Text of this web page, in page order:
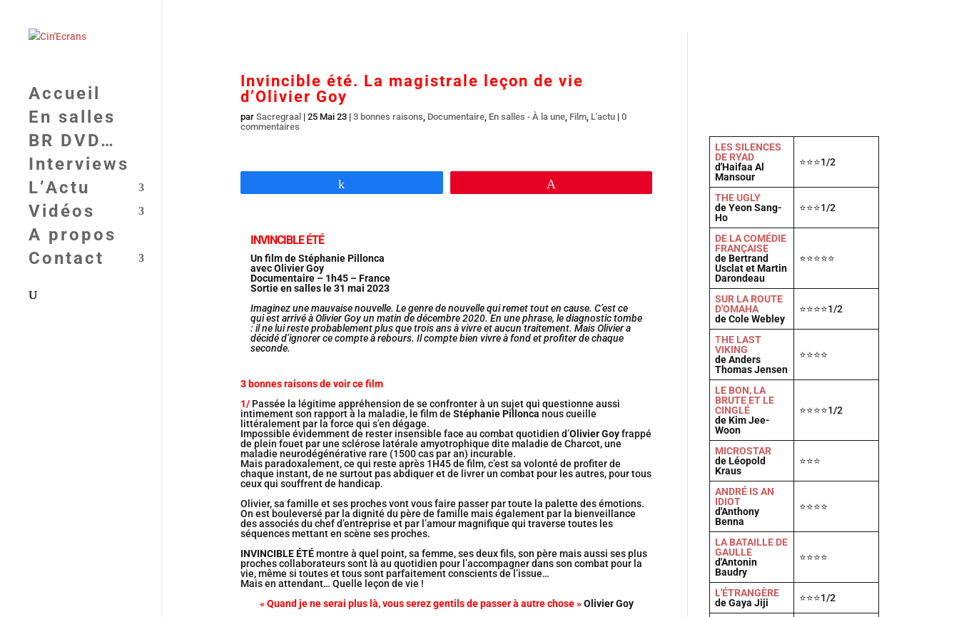
Accueil
En salles
BR DVD…
Interviews
L’Actu
Vidéos
A propos
Contact
Invincible été. La magistrale leçon de vie
d’Olivier Goy
par Sacregraal | 25 Mai 23| 3 bonnes raisons, Documentaire, En salles - À la une, Film, L'actu| 0
commentaires
INVINCIBLE ÉTÉ
Un film de Stéphanie Pillonca
avec Olivier Goy
Documentaire – 1h45 – France
Sortie en salles le 31 mai 2023
Imaginez une mauvaise nouvelle. Le genre de nouvelle qui remet tout en cause. C’est ce
qui est arrivé à Olivier Goy un matin de décembre 2020. En une phrase, le diagnostic tombe
: il ne lui reste probablement plus que trois ans à vivre et aucun traitement. Mais Olivier a
décidé d’ignorer ce compte à rebours. Il compte bien vivre à fond et profiter de chaque
seconde.
3 bonnes raisons de voir ce film
1/Passée la légitime appréhension de se confronter à un sujet qui questionne aussi
intimement son rapport à la maladie, le film de Stéphanie Pillonca nous cueille
littéralement par la force qui s’en dégage.
Impossible évidemment de rester insensible face au combat quotidien d’Olivier Goyfrappé
de plein fouet par une sclérose latérale amyotrophique dite maladie de Charcot, une
maladie neurodégénérative rare (1500 cas par an) incurable.
Mais paradoxalement, ce qui reste après 1H45 de film, c’est sa volonté de profiter de
chaque instant, de ne surtout pas abdiquer et de livrer un combat pour les autres, pour tous
ceux qui souffrent de handicap.
Olivier, sa famille et ses proches vont vous faire passer par toute la palette des émotions.
On est bouleversé par la dignité du père de famille mais également par la bienveillance
des associés du chef d’entreprise et par l’amour magnifique qui traverse toutes les
séquences mettant en scène ses proches.
INVINCIBLE ÉTÉmontre à quel point, sa femme, ses deux fils, son père mais aussi ses plus
proches collaborateurs sont là au quotidien pour l’accompagner dans son combat pour la
vie, même si toutes et tous sont parfaitement conscients de l’issue…
Mais en attendant… Quelle leçon de vie !
« Quand je ne serai plus là,vous serez gentils de passer à autre chose » Olivier Goy
LES SILENCES
DE RYAD
d'Haifaa Al
Mansour
⭐⭐⭐1/2
THE UGLY
de Yeon Sang-
Ho
⭐⭐⭐1/2
DE LA COMÉDIE
FRANÇAISE
de Bertrand
Usclat et Martin
Darondeau
⭐⭐⭐⭐⭐
SUR LA ROUTE
D'OMAHA
de Cole Webley
⭐⭐⭐⭐1/2
THE LAST
VIKING
de Anders
Thomas Jensen
⭐⭐⭐⭐
LE BON, LA
BRUTE ET LE
CINGLÉ
de Kim Jee-
Woon
⭐⭐⭐⭐1/2
MICROSTAR
de Léopold
Kraus
⭐⭐⭐
ANDRÉ IS AN
IDIOT
d'Anthony
Benna
⭐⭐⭐⭐
LA BATAILLE DE
GAULLE
d'Antonin
Baudry
⭐⭐⭐⭐
L'ÉTRANGÈRE
de Gaya Jiji
⭐⭐⭐1/2